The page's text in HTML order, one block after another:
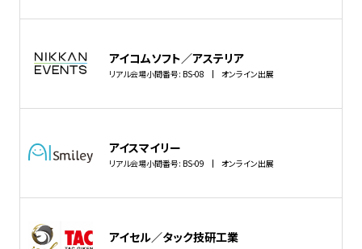
アイコムソフト／アステリア
リアル会場小間番号: BS-08 オンライン出展
アイスマイリー
リアル会場小間番号: BS-09 オンライン出展
アイセル／タック技研工業